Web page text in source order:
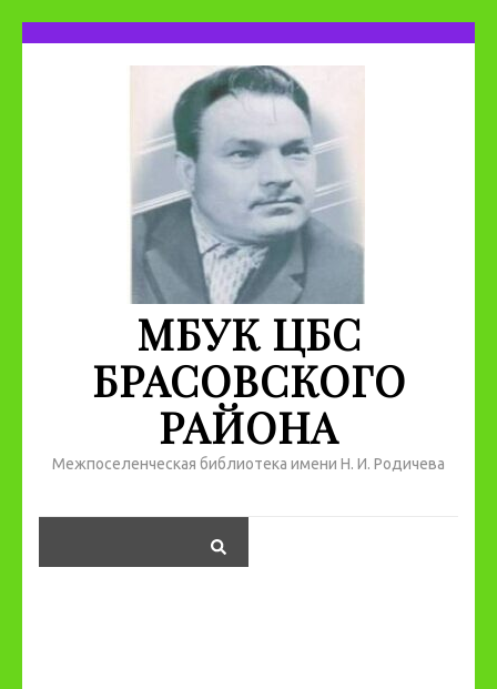
МБУК ЦБС
БРАСОВСКОГО
РАЙОНА
Межпоселенческая библиотека имени Н. И. Родичева